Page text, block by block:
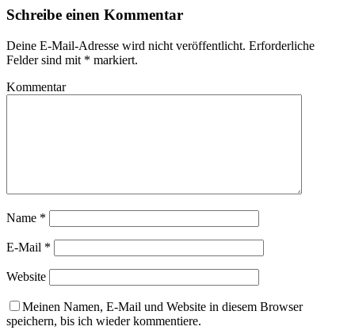
Schreibe einen Kommentar
Deine E-Mail-Adresse wird nicht veröffentlicht. Erforderliche
Felder sind mit * markiert.
Kommentar
Name *
E-Mail *
Website
Meinen Namen, E-Mail und Website in diesem Browser
speichern, bis ich wieder kommentiere.